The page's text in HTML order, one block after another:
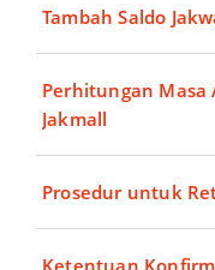
Tambah Saldo
Perhitungan
Jakmall
Prosedur untuk
Ketentuan